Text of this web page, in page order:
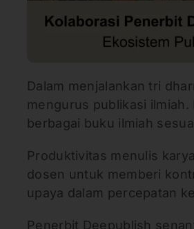
Dalam menjalankan tri
mengurus publikasi
berbagai buku ilmiah
Produktivitas menulis
dosen untuk memberi
upaya dalam percepatan
Penerbit Deepublish